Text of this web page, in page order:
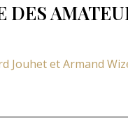
DES
Jouhet et Armand